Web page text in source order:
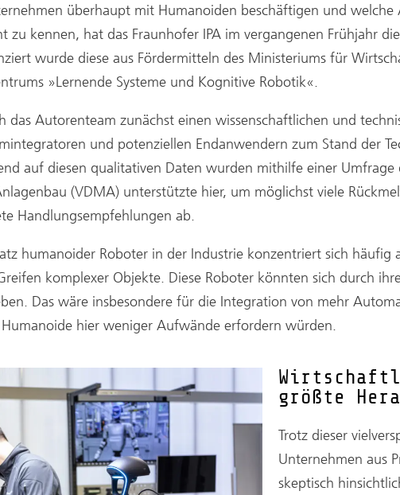
überhaupt mit Humanoiden beschäftigen und
zu kennen, hat das Fraunhofer IPA im vergangenen Frühjahr die
wurde diese aus Fördermitteln des Ministeriums für
»Lernende Systeme und Kognitive Robotik«.
das Autorenteam zunächst einen wissenschaftlichen und
und potenziellen Endanwendern zum Stand der
auf diesen qualitativen Daten wurden mithilfe einer
(VDMA) unterstützte hier, um möglichst viele
Handlungsempfehlungen ab.
humanoider Roboter in der Industrie konzentriert sich
komplexer Objekte. Diese Roboter könnten sich durch
Das wäre insbesondere für die Integration von mehr
hier weniger Aufwände erfordern würden.
größte
Trotz dieser
Unternehmen aus
skeptisch